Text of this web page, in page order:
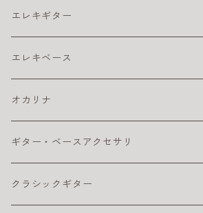
アコギ ピックアップ
楽器ケーブル
アコギ 弦
アコギ弦 お買得パック
コーティング弦
アコギ本体
おとなにおすすめのアコギ
ライブにおすすめのアコギ
4/4
松脂
ウクレレ アクセサリ
ウクレレ チューナー
ウクレレ ピックアップ
ウクレレベース
コンサート・ウクレレ
ウクレレ初心者セット
ライブにおすすめのウクレレ
ソプラノ ウクレレ
プレゼント向きのウクレレ
テナー・ウクレレ
エレキギター
エレキ アクセサリ
カポ
ギター チューナー
エレキ アンプ
エレキ エフェクター
エレキギター弦
エレキベース
ベース アクセサリ
クリーナー・ワックス
その他
ベース エフェクター
ベース 弦
オカリナ
アルト
初心者におすすめのオカリナ（アルト）
ソプラノ
ギター・ベースアクセサリ
カポタスト
クラシックギター